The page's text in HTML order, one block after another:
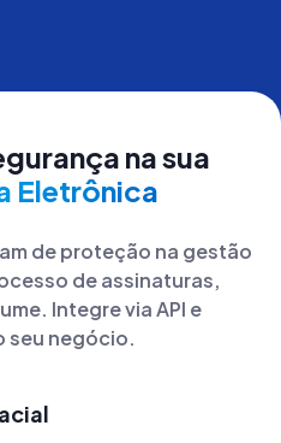
na sua
Eletrônica
de proteção na gestão
de assinaturas,
Integre via API e
seu negócio.